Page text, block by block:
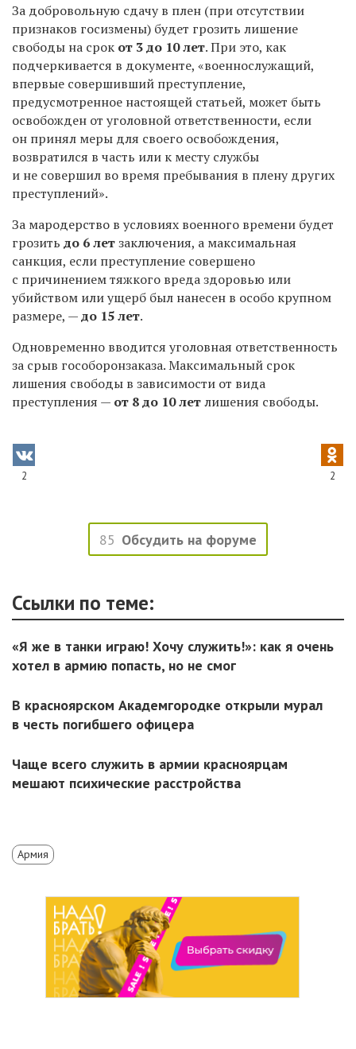
За добровольную сдачу в плен (при отсутствии
признаков госизмены) будет грозить лишение
свободы на срок от 3 до 10 лет. При это, как
подчеркивается в документе, «военнослужащий,
впервые совершивший преступление,
предусмотренное настоящей статьей, может быть
освобожден от уголовной ответственности, если
он принял меры для своего освобождения,
возвратился в часть или к месту службы
и не совершил во время пребывания в плену других
преступлений».
За мародерство в условиях военного времени будет
грозить до 6 летзаключения, а максимальная
санкция, если преступление совершено
с причинением тяжкого вреда здоровью или
убийством или ущерб был нанесен в особо крупном
размере, —до 15 лет.
Одновременно вводится уголовная ответственность
за срыв гособоронзаказа. Максимальный срок
лишения свободы в зависимости от вида
преступления — от 8 до 10 летлишения свободы.
2 2
85 Обсудить на форуме
Ссылки по теме:
«Я же в танки играю! Хочу служить!»: как я очень
хотел в армию попасть, но не смог
В красноярском Академгородке открыли мурал
в честь погибшего офицера
Чаще всего служить в армии красноярцам
мешают психические расстройства
Армия